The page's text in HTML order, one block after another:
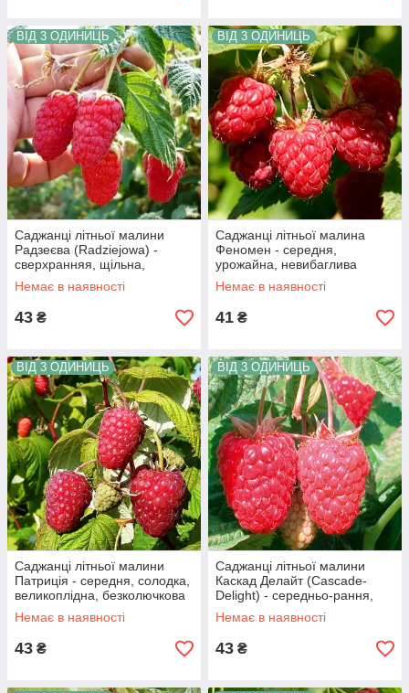
ВІД 3 ОДИНИЦЬ
Саджанці літньої малини
Радзеєва (Radziejowa) -
сверхранняя, щільна,
невибаглива
Немає в наявності
43 ₴
ВІД 3 ОДИНИЦЬ
Саджанці літньої малина
Феномен - середня,
урожайна, невибаглива
Немає в наявності
41 ₴
ВІД 3 ОДИНИЦЬ
Саджанці літньої малини
Патриція - середня, солодка,
великоплідна, безколючкова
Немає в наявності
43 ₴
ВІД 3 ОДИНИЦЬ
Саджанці літньої малини
Каскад Делайт (Cascade-
Delight) - середньо-рання,
ароматна, промислова
Немає в наявності
43 ₴